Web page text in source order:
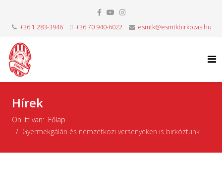
+36 1 283-3946 +36 70 940-6022 esmtk@esmtkbirkozas.hu
Hírek
Ön itt van: Főlap
Gyermekgálán és nemzetközi versenyeken is birkóztunk